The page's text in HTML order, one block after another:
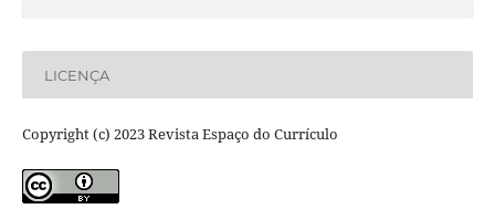
LICENÇA
Copyright (c) 2023 Revista Espaço do Currículo